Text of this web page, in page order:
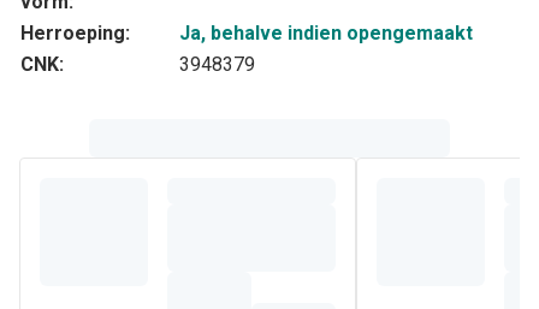
Herroeping:
Ja, behalve indien opengemaakt
CNK:
3948379